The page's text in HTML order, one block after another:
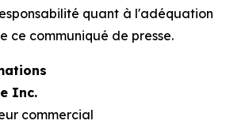
quant à l'adéquation
ce communiqué de presse.
Inc.
commercial